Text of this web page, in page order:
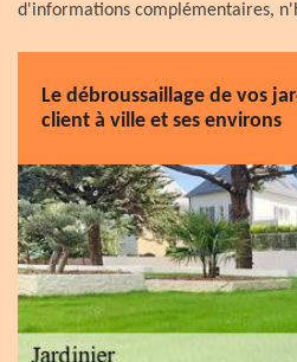
d'informations complémentaires,
Le débroussaillage de vos
client à ville et ses environs